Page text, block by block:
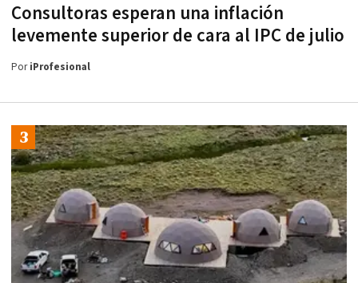
Consultoras esperan una inflación
levemente superior de cara al IPC de julio
PoriProfesional